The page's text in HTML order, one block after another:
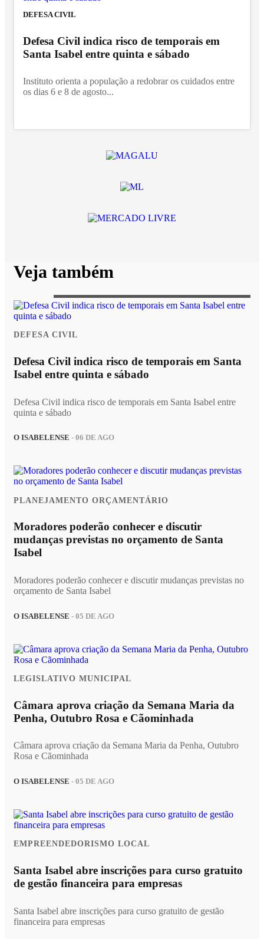
DEFESA CIVIL
Defesa Civil indica risco de temporais em
Santa Isabel entre quinta e sábado
Instituto orienta a população a redobrar os cuidados entre
os dias 6 e 8 de agosto...
Veja também
DEFESA CIVIL
Defesa Civil indica risco de temporais em Santa
Isabel entre quinta e sábado
Defesa Civil indica risco de temporais em Santa Isabel entre
quinta e sábado
O ISABELENSE - 06 DE AGO
PLANEJAMENTO ORÇAMENTÁRIO
Moradores poderão conhecer e discutir
mudanças previstas no orçamento de Santa
Isabel
Moradores poderão conhecer e discutir mudanças previstas no
orçamento de Santa Isabel
O ISABELENSE - 05 DE AGO
LEGISLATIVO MUNICIPAL
Câmara aprova criação da Semana Maria da
Penha, Outubro Rosa e Cãominhada
Câmara aprova criação da Semana Maria da Penha, Outubro
Rosa e Cãominhada
O ISABELENSE - 05 DE AGO
EMPREENDEDORISMO LOCAL
Santa Isabel abre inscrições para curso gratuito
de gestão financeira para empresas
Santa Isabel abre inscrições para curso gratuito de gestão
financeira para empresas